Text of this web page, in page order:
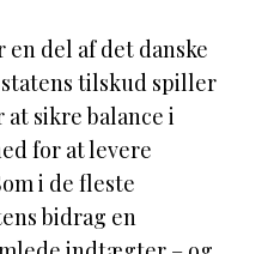
del af det danske
tilskud spiller
sikre balance i
for at levere
i de fleste
bidrag en